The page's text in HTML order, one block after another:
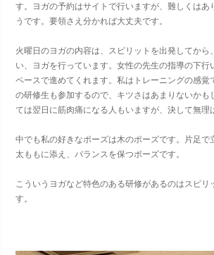
す。ヨガの予約はサイトで行いますが、難しくはあ
うです。要領さえ分かれば大丈夫です。
火曜日のヨガの内容は、スピリットを出発してから
い、ヨガを行っています。女性の先生の指導の下行
ペースで進めてくれます。私はトレーニングの感覚
の研修生も参加するので、キツさはあまりないかも
ては翌日に筋肉痛になる人もいますが、決して無理
中でも私の好きなポーズは木のポーズです。片足で
太ももに添え、バランスを保つポーズです。
こういうヨガなど特色のある研修があるのはスピリ
す。